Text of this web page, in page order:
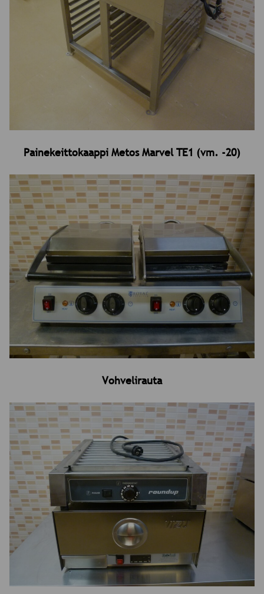
Painekeittokaappi Metos Marvel TE1 (vm. -20)
Vohvelirauta